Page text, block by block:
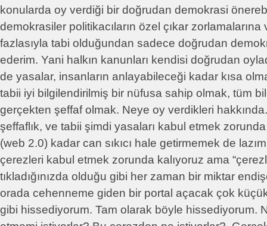
konularda oy verdiği bir doğrudan demokrasi
demokrasiler politikacıların özel çıkar
fazlasıyla tabi olduğundan sadece doğrudan
ederim. Yani halkın kanunları kendisi doğrudan
de yasalar, insanların anlayabileceği kadar kısa
tabii iyi bilgilendirilmiş bir nüfusa sahip olmak, tüm
gerçekten şeffaf olmak. Neye oy verdikleri
şeffaflık, ve tabii şimdi yasaları kabul etmek
(web 2.0) kadar can sıkıcı hale getirmemek de
çerezleri kabul etmek zorunda kalıyoruz ama
tıkladığınızda olduğu gibi her zaman bir miktar
orada cehenneme giden bir portal açacak çok küçük
gibi hissediyorum. Tam olarak böyle hissediyorum.